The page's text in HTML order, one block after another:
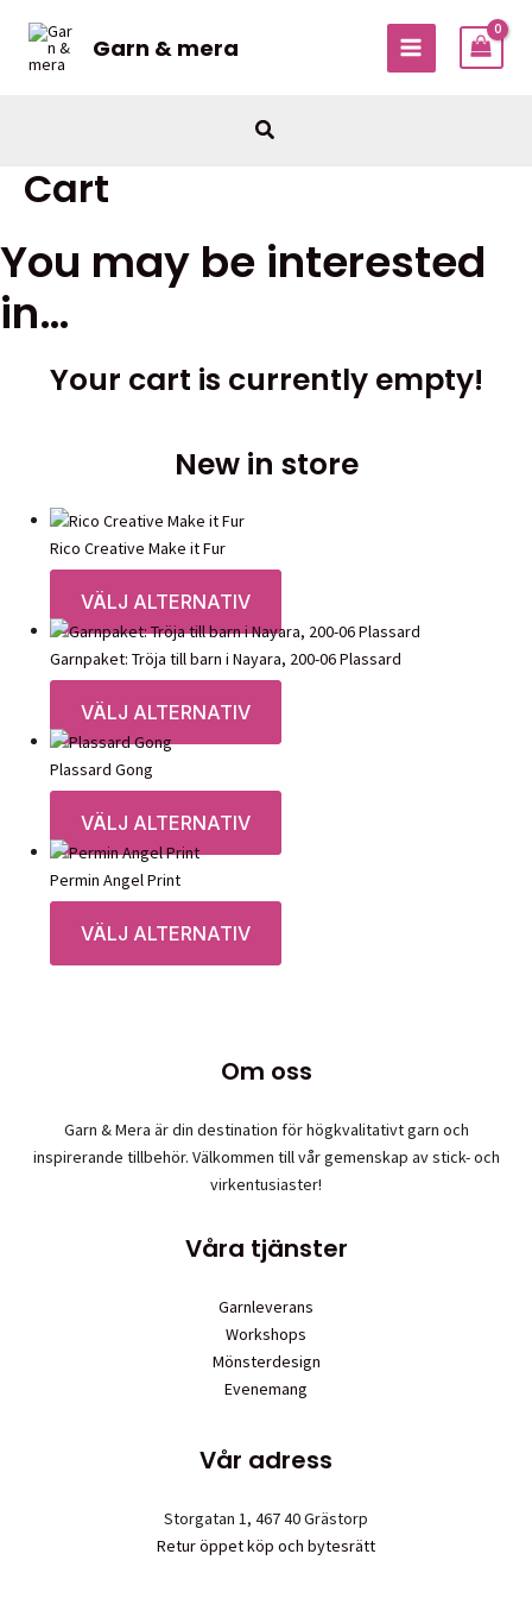
innehåll
Garn & mera
MAIN
Sök
Cart
You may be interested
in…
Your cart is currently empty!
New in store
Rico Creative Make it Fur
54,00kr
VÄLJ ALTERNATIV
Garnpaket: Tröja till barn i Nayara, 200-06 Plassard
169,00kr–391,00krPrisintervall:
169,00 kr
till
VÄLJ ALTERNATIV
Plassard Gong
82,00kr
VÄLJ ALTERNATIV
Permin Angel Print
145,00kr
VÄLJ ALTERNATIV
Om oss
Garn & Mera är din destination för högkvalitativt garn och
inspirerande tillbehör. Välkommen till vår gemenskap av stick- och
virkentusiaster!
Våra tjänster
Garnleverans
Workshops
Mönsterdesign
Evenemang
Vår adress
Storgatan 1, 467 40 Grästorp
Retur öppet köp och bytesrätt